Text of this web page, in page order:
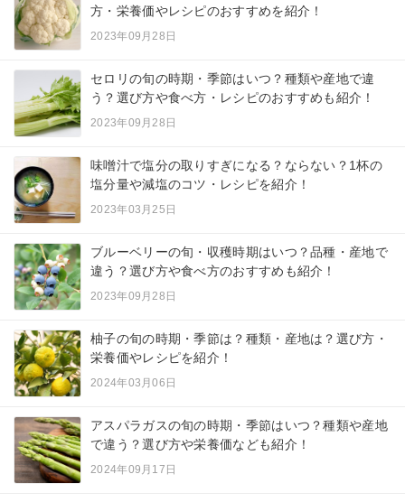
方・栄養価やレシピのおすすめを紹介！
2023年09月28日
セロリの旬の時期・季節はいつ？種類や産地で違
う？選び方や食べ方・レシピのおすすめも紹介！
2023年09月28日
味噌汁で塩分の取りすぎになる？ならない？1杯の
塩分量や減塩のコツ・レシピを紹介！
2023年03月25日
ブルーベリーの旬・収穫時期はいつ？品種・産地で
違う？選び方や食べ方のおすすめも紹介！
2023年09月28日
柚子の旬の時期・季節は？種類・産地は？選び方・
栄養価やレシピを紹介！
2024年03月06日
アスパラガスの旬の時期・季節はいつ？種類や産地
で違う？選び方や栄養価なども紹介！
2024年09月17日